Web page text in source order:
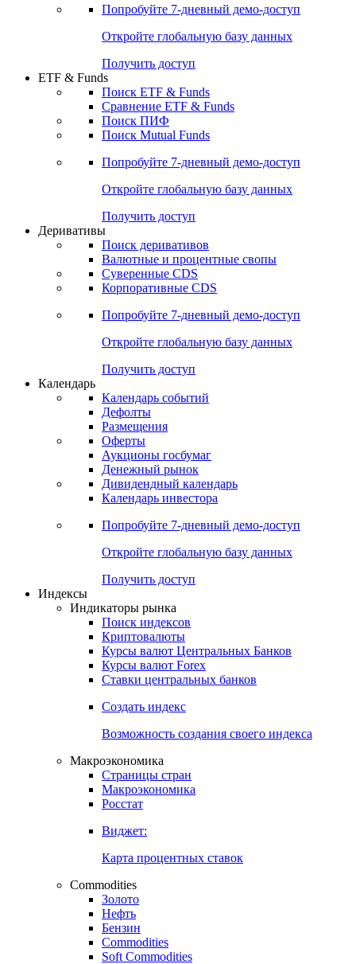
Попробуйте 7-дневный демо-доступ
Откройте глобальную базу данных
Получить доступ
ETF & Funds
Поиск ETF & Funds
Сравнение ETF & Funds
Поиск ПИФ
Поиск Mutual Funds
Попробуйте 7-дневный демо-доступ
Откройте глобальную базу данных
Получить доступ
Деривативы
Поиск деривативов
Валютные и процентные свопы
Суверенные CDS
Корпоративные CDS
Попробуйте 7-дневный демо-доступ
Откройте глобальную базу данных
Получить доступ
Календарь
Календарь событий
Дефолты
Размещения
Оферты
Аукционы госбумаг
Денежный рынок
Дивидендный календарь
Календарь инвестора
Попробуйте 7-дневный демо-доступ
Откройте глобальную базу данных
Получить доступ
Индексы
Индикаторы рынка
Поиск индексов
Криптовалюты
Курсы валют Центральных Банков
Курсы валют Forex
Ставки центральных банков
Создать индекс
Возможность создания своего индекса
Макроэкономика
Страницы стран
Макроэкономика
Росстат
Виджет:
Карта процентных ставок
Commodities
Золото
Нефть
Бензин
Commodities
Soft Commodities